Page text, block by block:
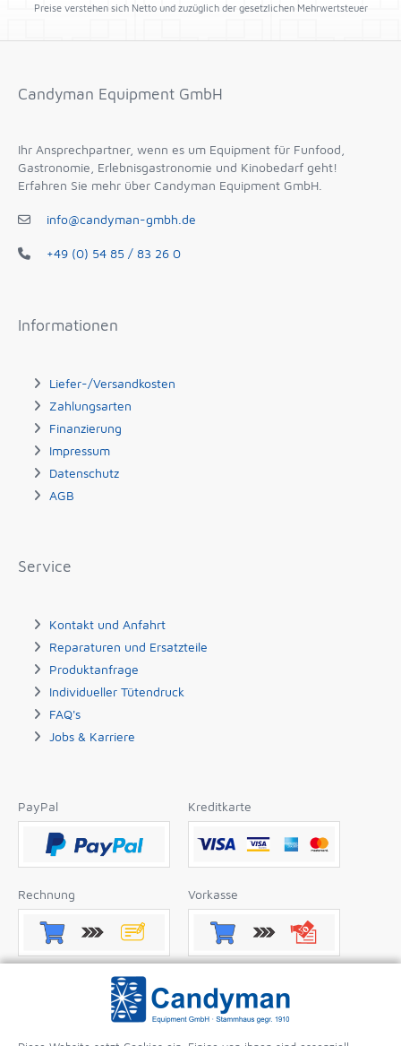
Preise verstehen sich Netto und zuzüglich der gesetzlichen Mehrwertsteuer
Candyman Equipment GmbH
Ihr Ansprechpartner, wenn es um Equipment für Funfood,
Gastronomie, Erlebnisgastronomie und Kinobedarf geht!
Erfahren Sie mehr über Candyman Equipment GmbH.
info@candyman-gmbh.de
+49 (0) 54 85 / 83 26 0
Informationen
Liefer-/Versandkosten
Zahlungsarten
Finanzierung
Impressum
Datenschutz
AGB
Service
Kontakt und Anfahrt
Reparaturen und Ersatzteile
Produktanfrage
Individueller Tütendruck
FAQ's
Jobs & Karriere
PayPal Kreditkarte
Rechnung Vorkasse